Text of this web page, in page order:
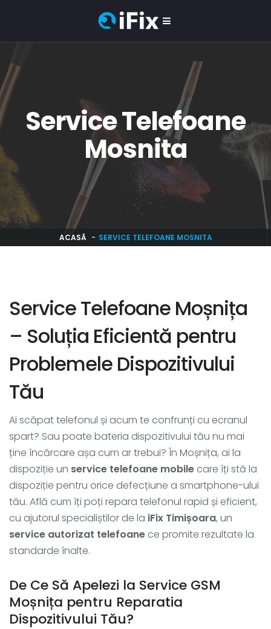
Service Telefoane
Mosnita
ACASĂ SERVICE TELEFOANE MOSNITA
Service Telefoane Moșnița
– Soluția Eficientă pentru
Problemele Dispozitivului
Tău
Ai scăpat telefonul și acum te confrunți cu ecranul
spart? Sau poate bateria dispozitivului tău nu mai
ține încărcare așa cum ar trebui? În Moșnița, ai la
dispoziție un service telefoane mobile care îți stă la
dispoziție pentru orice defecțiune a smartphone-ului
tău. Află cum îți poți repara telefonul rapid și eficient,
cu ajutorul specialiștilor de la iFix Timișoara, un
service autorizat telefoane ce promite rezultate la
standarde înalte.
De Ce Să Apelezi la Service GSM
Moșnița pentru Reparatia
Dispozitivului Tău?